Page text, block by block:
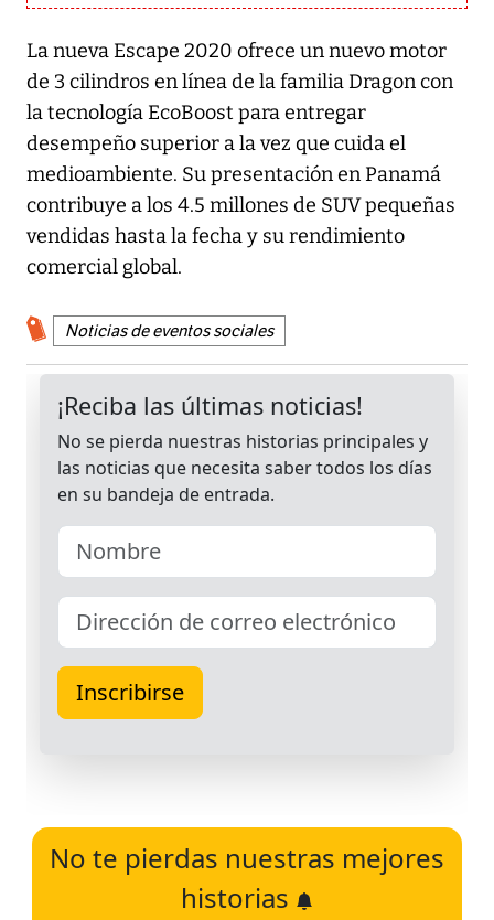
La nueva Escape 2020 ofrece un nuevo motor
de 3 cilindros en línea de la familia Dragon con
la tecnología EcoBoost para entregar
desempeño superior a la vez que cuida el
medioambiente. Su presentación en Panamá
contribuye a los 4.5 millones de SUV pequeñas
vendidas hasta la fecha y su rendimiento
comercial global.
Noticias de eventos sociales
No te pierdas nuestras mejores
historias